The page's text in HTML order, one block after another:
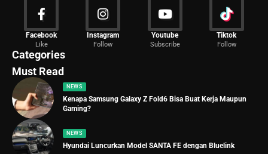
Facebook
Like
Instagram
Follow
Youtube
Subscribe
Tiktok
Follow
Categories
News
2027 Articles
Must Read
NEWS
Kenapa Samsung Galaxy Z Fold6 Bisa Buat Kerja Maupun
Gaming?
NEWS
Hyundai Luncurkan Model SANTA FE dengan Bluelink